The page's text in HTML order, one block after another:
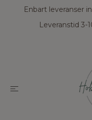
Enbart leveranser
Leveranstid 3-